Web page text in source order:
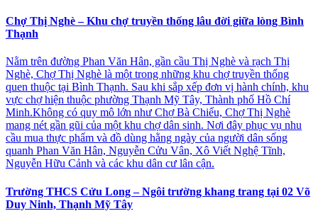
Chợ Thị Nghè – Khu chợ truyền thống lâu đời giữa lòng Bình
Thạnh
Nằm trên đường Phan Văn Hân, gần cầu Thị Nghè và rạch Thị
Nghè, Chợ Thị Nghè là một trong những khu chợ truyền thống
quen thuộc tại Bình Thạnh. Sau khi sắp xếp đơn vị hành chính, khu
vực chợ hiện thuộc phường Thạnh Mỹ Tây, Thành phố Hồ Chí
Minh.Không có quy mô lớn như Chợ Bà Chiểu, Chợ Thị Nghè
mang nét gần gũi của một khu chợ dân sinh. Nơi đây phục vụ nhu
cầu mua thực phẩm và đồ dùng hằng ngày của người dân sống
quanh Phan Văn Hân, Nguyễn Cửu Vân, Xô Viết Nghệ Tĩnh,
Nguyễn Hữu Cảnh và các khu dân cư lân cận.
Trường THCS Cửu Long – Ngôi trường khang trang tại 02 Võ
Duy Ninh, Thạnh Mỹ Tây